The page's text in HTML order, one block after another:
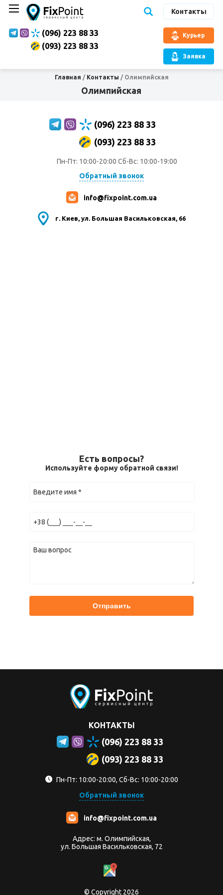
Контакты
(096) 223 88 33
(093) 223 88 33
Курьер
Заявка
Главная / Контакты / Олимпийская
Олимпийская
(096) 223 88 33
(093) 223 88 33
Пн-Пт: 10:00-20:00 Сб-Вс: 10:00-19:00
Обратный звонок
info@fixpoint.com.ua
г. Киев, ул. Большая Васильковская, 66
Есть вопросы?
Используйте форму обратной связи!
КОНТАКТЫ
(096) 223 88 33
(093) 223 88 33
Пн-Пт: 10:00-20:00, Сб-Вс: 10:00-20:00
Обратный звонок
info@fixpoint.com.ua
Адрес: м. Олимпийская,
ул. Большая Васильковская, 72
© Copyright 2026